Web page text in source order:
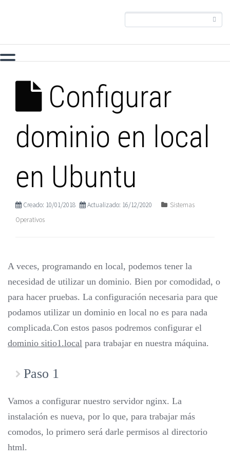
Configurar
dominio en local
en Ubuntu
Creado: 10/01/2018 Actualizado: 16/12/2020
Sistemas
Operativos
A veces, programando en local, podemos tener la
necesidad de utilizar un dominio. Bien por comodidad, o
para hacer pruebas. La configuración necesaria para que
podamos utilizar un dominio en local no es para nada
complicada.Con estos pasos podremos configurar el
dominio sitio1.local para trabajar en nuestra máquina.
Paso 1
Vamos a configurar nuestro servidor nginx. La
instalación es nueva, por lo que, para trabajar más
comodos, lo primero será darle permisos al directorio
html.